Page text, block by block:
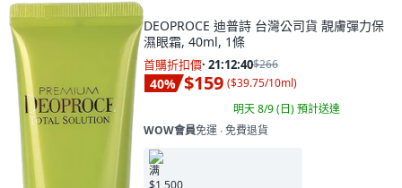
DEOPROCE 迪普詩 台灣公司貨 靚膚彈力保
濕眼霜, 40ml, 1條
首購折扣價· 21:12:39$266
40% $159 ($39.75/10ml)
明天 8/9 (日)預計送達
WOW會員免運 ∙ 免費退貨